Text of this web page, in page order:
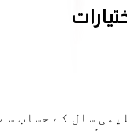
سال کے حساب